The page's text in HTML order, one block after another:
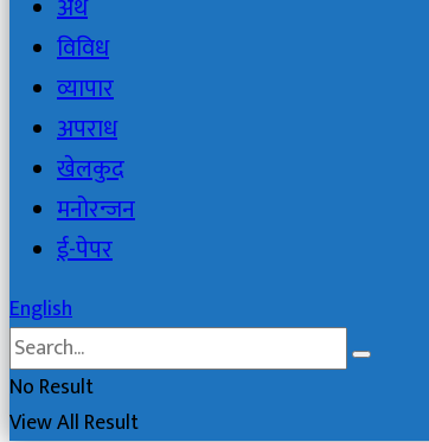
अर्थ
विविध
व्यापार
अपराध
खेलकुद
मनोरन्जन
ई-पेपर
English
No Result
View All Result